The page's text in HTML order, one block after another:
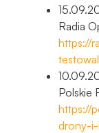
Radia
https://
Polskie
https://
drony-